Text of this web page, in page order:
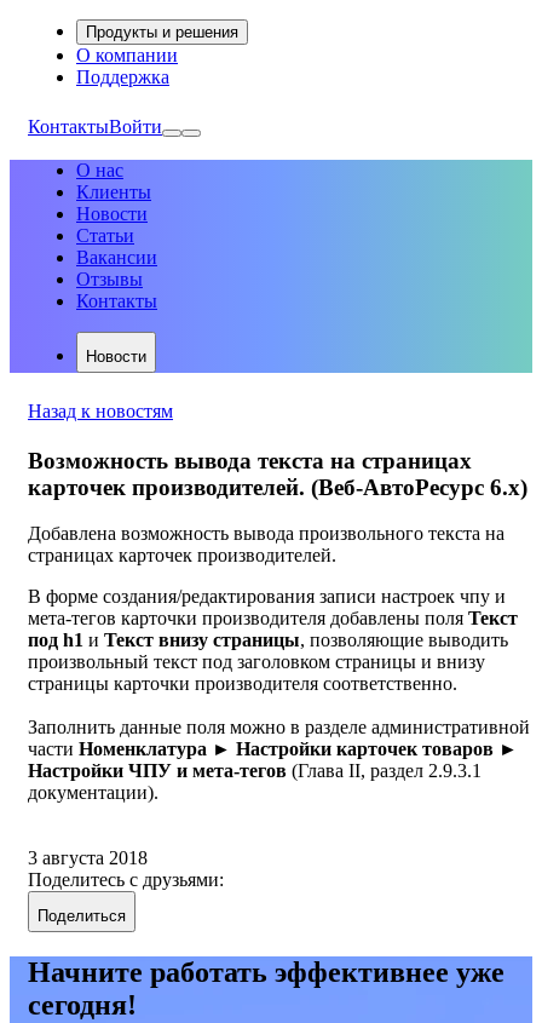
Продукты и решения
О компании
Поддержка
КонтактыВойти
О нас
Клиенты
Новости
Статьи
Вакансии
Отзывы
Контакты
Новости
Назад к новостям
Возможность вывода текста на страницах
карточек производителей. (Веб-АвтоРесурс 6.х)
Добавлена возможность вывода произвольного текста на
страницах карточек производителей.
В форме создания/редактирования записи настроек чпу и
мета-тегов карточки производителя добавлены поля Текст
под h1 и Текст внизу страницы, позволяющие выводить
произвольный текст под заголовком страницы и внизу
страницы карточки производителя соответственно.
Заполнить данные поля можно в разделе административной
части Номенклатура ► Настройки карточек товаров ►
Настройки ЧПУ и мета-тегов (Глава II, раздел 2.9.3.1
документации).
3 августа 2018
Поделитесь с друзьями:
Поделиться
Начните работать эффективнее уже
сегодня!